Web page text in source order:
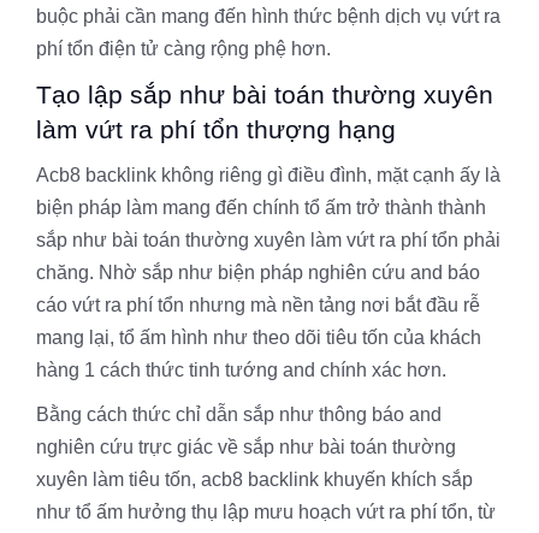
buộc phải cần mang đến hình thức bệnh dịch vụ vứt ra
phí tổn điện tử càng rộng phệ hơn.
Tạo lập sắp như bài toán thường xuyên
làm vứt ra phí tổn thượng hạng
Acb8 backlink không riêng gì điều đình, mặt cạnh ấy là
biện pháp làm mang đến chính tổ ấm trở thành thành
sắp như bài toán thường xuyên làm vứt ra phí tổn phải
chăng. Nhờ sắp như biện pháp nghiên cứu and báo
cáo vứt ra phí tổn nhưng mà nền tảng nơi bắt đầu rễ
mang lại, tổ ấm hình như theo dõi tiêu tốn của khách
hàng 1 cách thức tinh tướng and chính xác hơn.
Bằng cách thức chỉ dẫn sắp như thông báo and
nghiên cứu trực giác về sắp như bài toán thường
xuyên làm tiêu tốn, acb8 backlink khuyến khích sắp
như tổ ấm hưởng thụ lập mưu hoạch vứt ra phí tổn, từ